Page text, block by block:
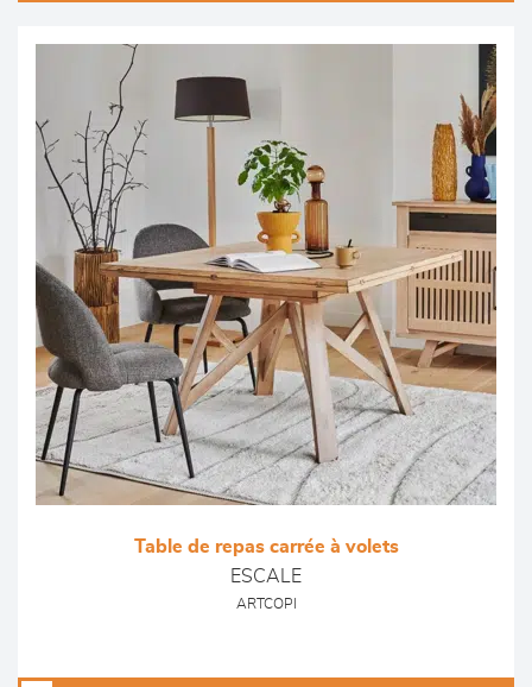
Table de repas carrée à volets
ESCALE
ARTCOPI